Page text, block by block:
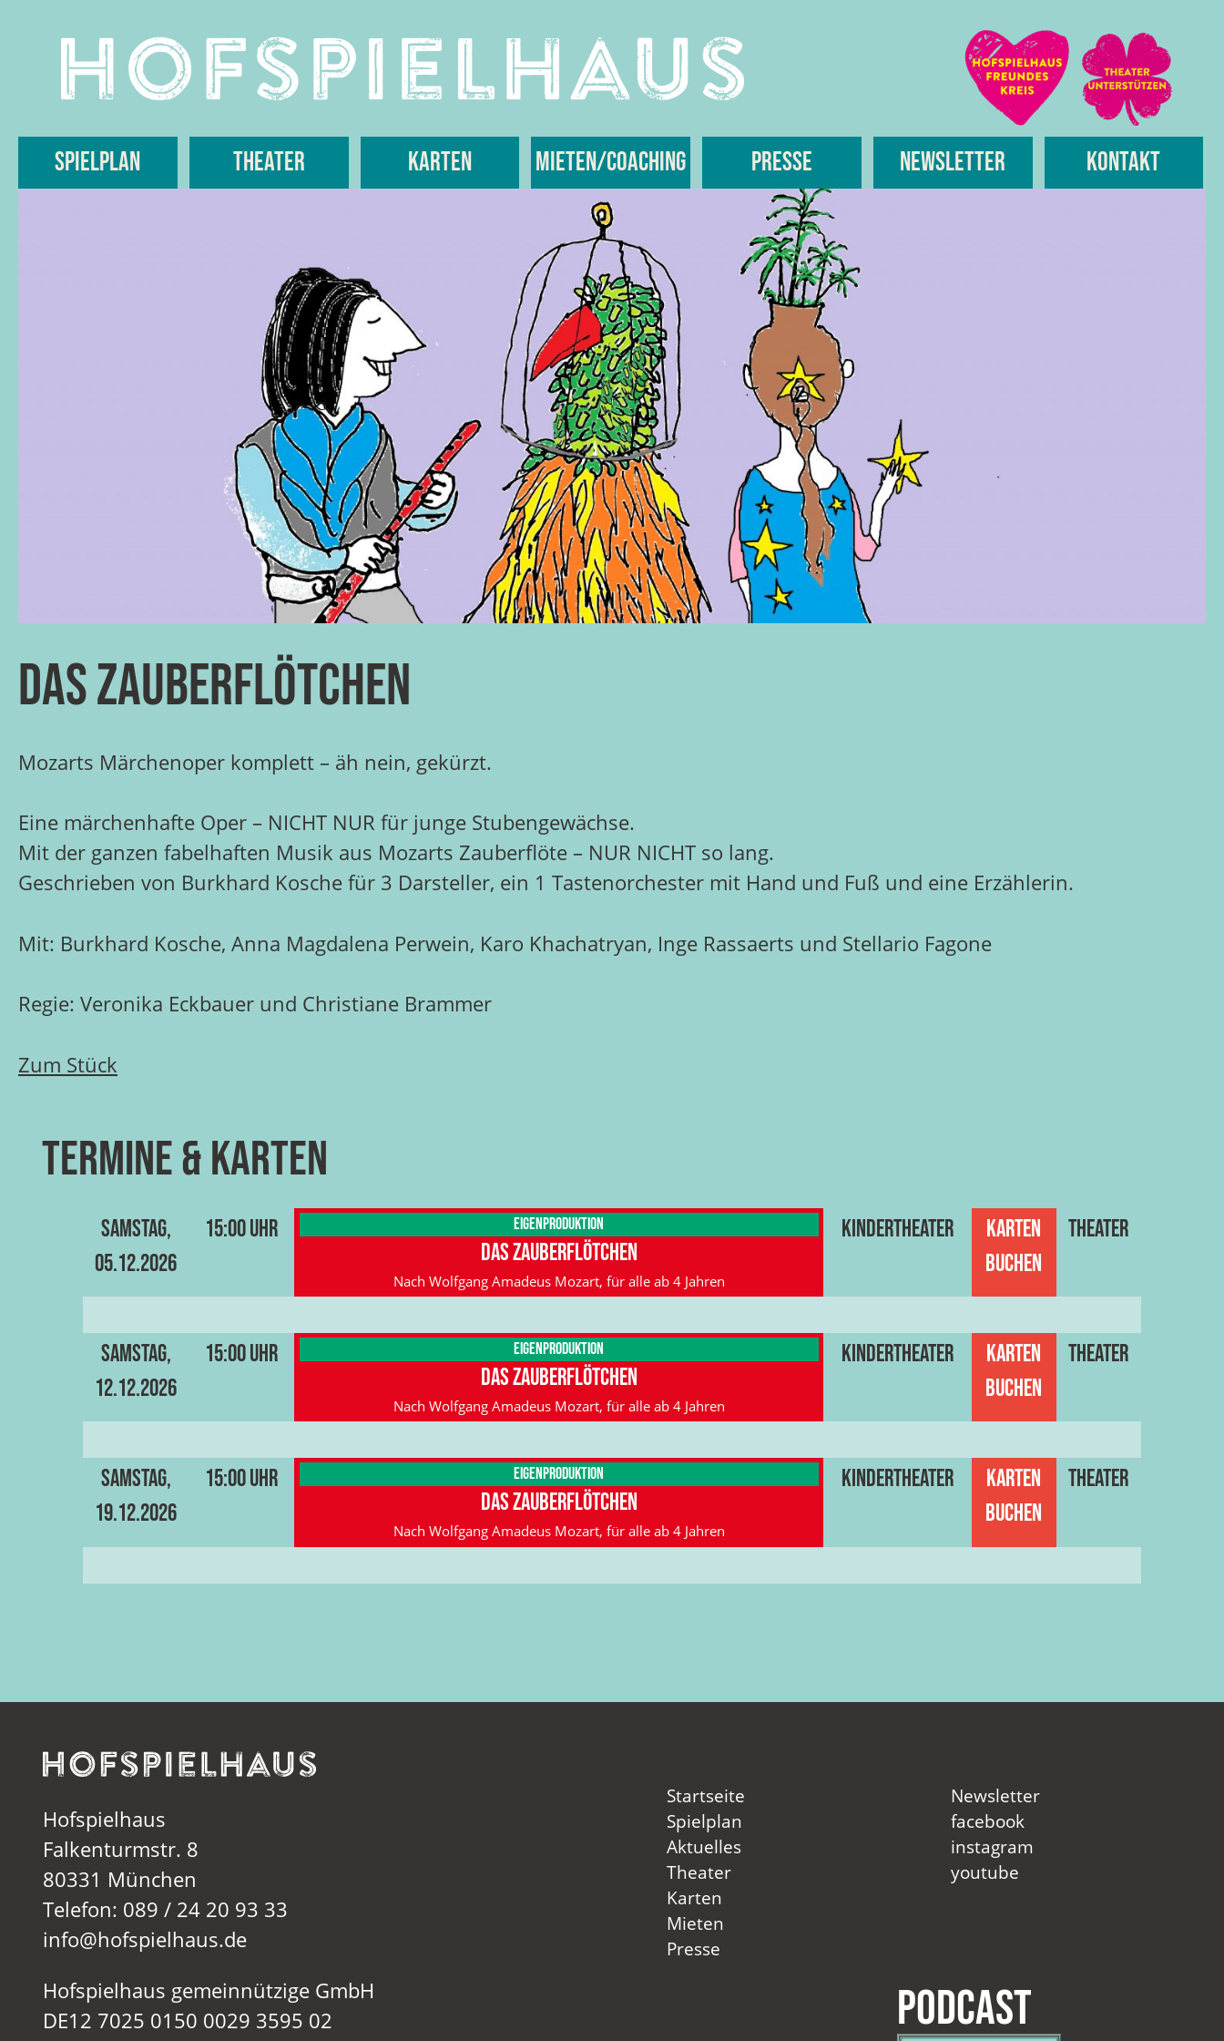
Spielplan Theater Karten Mieten/Coaching Presse Newsletter Kontakt
Das Zauberflötchen
Mozarts Märchenoper komplett – äh nein, gekürzt.
Eine märchenhafte Oper – NICHT NUR für junge Stubengewächse.
Mit der ganzen fabelhaften Musik aus Mozarts Zauberflöte – NUR NICHT so lang.
Geschrieben von Burkhard Kosche für 3 Darsteller, ein 1 Tastenorchester mit Hand und Fuß und eine Erzählerin.
Mit: Burkhard Kosche, Anna Magdalena Perwein, Karo Khachatryan, Inge Rassaerts und Stellario Fagone
Regie: Veronika Eckbauer und Christiane Brammer
Zum Stück
Termine & Karten
Samstag,
05.12.2026
15:00 Uhr Eigenproduktion
Das Zauberflötchen
Nach Wolfgang Amadeus Mozart, für alle ab 4 Jahren
Kindertheater
Karten
buchen
Theater
Samstag,
12.12.2026
15:00 Uhr Eigenproduktion
Das Zauberflötchen
Nach Wolfgang Amadeus Mozart, für alle ab 4 Jahren
Kindertheater
Karten
buchen
Theater
Samstag,
19.12.2026
15:00 Uhr Eigenproduktion
Das Zauberflötchen
Nach Wolfgang Amadeus Mozart, für alle ab 4 Jahren
Kindertheater
Karten
buchen
Theater
Hofspielhaus
Falkenturmstr. 8
80331 München
Telefon: 089 / 24 20 93 33
info@hofspielhaus.de
Hofspielhaus gemeinnützige GmbH
DE12 7025 0150 0029 3595 02
Startseite
Spielplan
Aktuelles
Theater
Karten
Mieten
Presse
Newsletter
facebook
instagram
youtube
Podcast